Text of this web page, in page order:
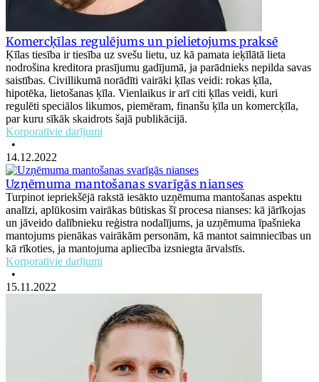
Komercķīlas regulējums un pielietojums praksē
Ķīlas tiesība ir tiesība uz svešu lietu, uz kā pamata ieķīlātā lieta
nodrošina kreditora prasījumu gadījumā, ja parādnieks nepilda savas
saistības. Civillikumā norādīti vairāki ķīlas veidi: rokas ķīla,
hipotēka, lietošanas ķīla. Vienlaikus ir arī citi ķīlas veidi, kuri
regulēti speciālos likumos, piemēram, finanšu ķīla un komercķīla,
par kuru sīkāk skaidrots šajā publikācijā.
Korporatīvie darījumi
•
14.12.2022
Uzņēmuma mantošanas svarīgās nianses
Turpinot iepriekšējā rakstā iesākto uzņēmuma mantošanas aspektu
analīzi, aplūkosim vairākas būtiskas šī procesa nianses: kā jārīkojas
un jāveido dalībnieku reģistra nodalījums, ja uzņēmuma īpašnieka
mantojums pienākas vairākām personām, kā mantot saimniecības un
kā rīkoties, ja mantojuma apliecība izsniegta ārvalstīs.
Korporatīvie darījumi
•
15.11.2022